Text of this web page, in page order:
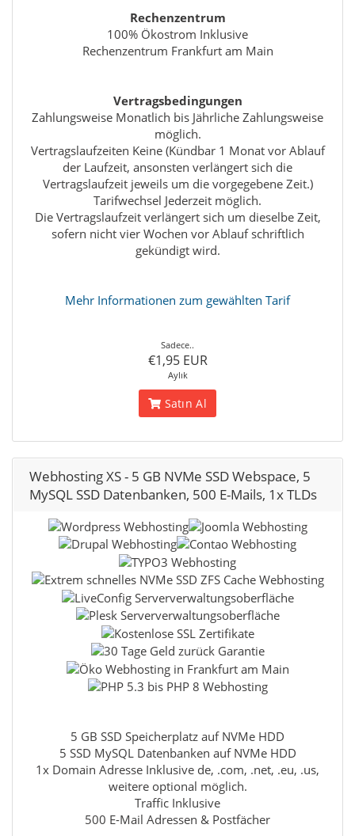
Rechenzentrum
100% Ökostrom Inklusive
Rechenzentrum Frankfurt am Main
Vertragsbedingungen
Zahlungsweise Monatlich bis Jährliche Zahlungsweise
möglich.
Vertragslaufzeiten Keine (Kündbar 1 Monat vor Ablauf
der Laufzeit, ansonsten verlängert sich die
Vertragslaufzeit jeweils um die vorgegebene Zeit.)
Tarifwechsel Jederzeit möglich.
Die Vertragslaufzeit verlängert sich um dieselbe Zeit,
sofern nicht vier Wochen vor Ablauf schriftlich
gekündigt wird.
Mehr Informationen zum gewählten Tarif
Sadece..
€1,95 EUR
Aylık
Satın Al
Webhosting XS - 5 GB NVMe SSD Webspace, 5
MySQL SSD Datenbanken, 500 E-Mails, 1x TLDs
5 GB SSD Speicherplatz auf NVMe HDD
5 SSD MySQL Datenbanken auf NVMe HDD
1x Domain Adresse Inklusive de, .com, .net, .eu, .us,
weitere optional möglich.
Traffic Inklusive
500 E-Mail Adressen & Postfächer